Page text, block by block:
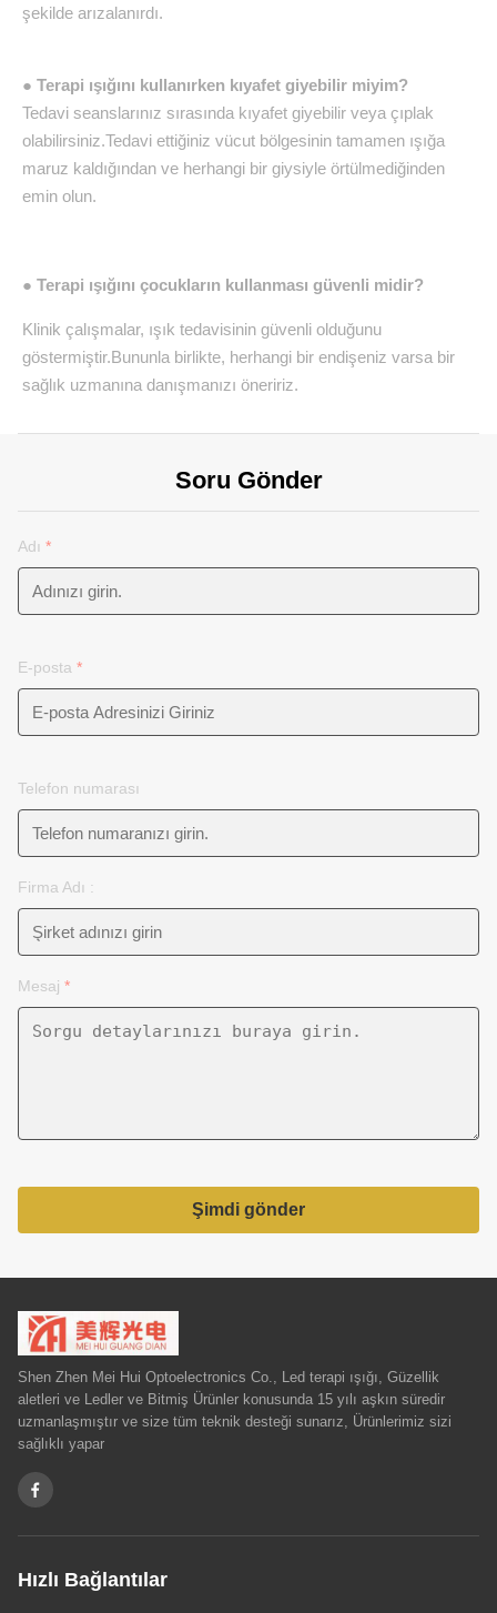
şekilde arızalanırdı.
● Terapi ışığını kullanırken kıyafet giyebilir miyim?
Tedavi seanslarınız sırasında kıyafet giyebilir veya çıplak
olabilirsiniz.Tedavi ettiğiniz vücut bölgesinin tamamen ışığa
maruz kaldığından ve herhangi bir giysiyle örtülmediğinden
emin olun.
● Terapi ışığını çocukların kullanması güvenli midir?
Klinik çalışmalar, ışık tedavisinin güvenli olduğunu
göstermiştir.Bununla birlikte, herhangi bir endişeniz varsa bir
sağlık uzmanına danışmanızı öneririz.
Soru Gönder
Adı *
E-posta *
Telefon numarası
Firma Adı :
Mesaj *
Şimdi gönder
Shen Zhen Mei Hui Optoelectronics Co., Led terapi ışığı, Güzellik
aletleri ve Ledler ve Bitmiş Ürünler konusunda 15 yılı aşkın süredir
uzmanlaşmıştır ve size tüm teknik desteği sunarız, Ürünlerimiz sizi
sağlıklı yapar
Hızlı Bağlantılar